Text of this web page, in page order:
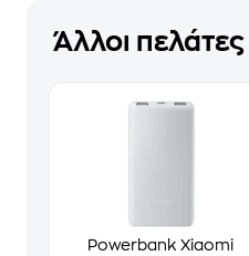
Άλλοι πελάτες
Powerbank Xiaomi